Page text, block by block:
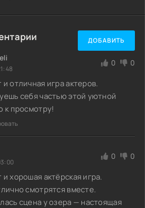
ДОБАВИТЬ
0 0
отличная игра актеров.
себя частью этой уютной
к просмотру!
0 0
хорошая актёрская игра.
смотрятся вместе.
сцена у озера — настоящая